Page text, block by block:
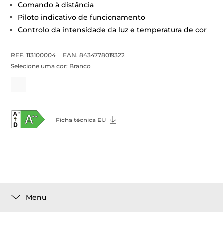
Comando à distância
Piloto indicativo de funcionamento
Controlo da intensidade da luz e temperatura de cor
REF. 113100004
EAN. 8434778019322
Selecione uma cor: Branco
Ficha técnica EU
Menu